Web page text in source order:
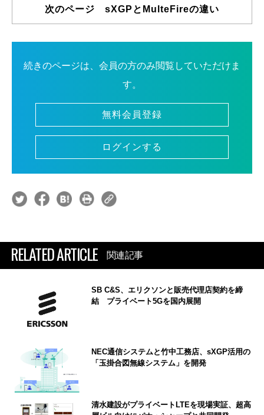
次のページ sXGPとMulteFireの違い
続きのページは、会員の方のみ閲覧していただけま
す。
無料会員登録
ログインする
RELATED ARTICLE 関連記事
SB C&S、エリクソンと販売代理店契約を締
結 プライベート5Gを国内展開
NEC通信システムと竹中工務店、sXGP活用の
「玉掛合図無線システム」を開発
清水建設がプライベートLTEを現場実証、超高